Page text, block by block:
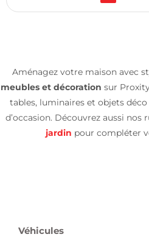
Aménagez votre maison avec
meubles et décoration sur
tables, luminaires et objets
d’occasion. Découvrez aussi nos
jardin pour compléter
Véhicules